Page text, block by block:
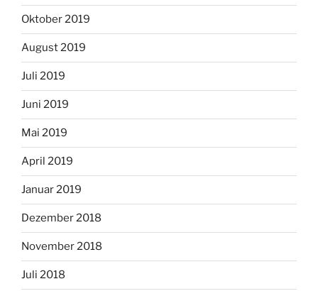
Oktober 2019
August 2019
Juli 2019
Juni 2019
Mai 2019
April 2019
Januar 2019
Dezember 2018
November 2018
Juli 2018